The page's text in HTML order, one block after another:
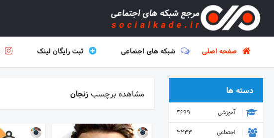
صفحه اصلی شبکه های اجتماعی ثبت رایگان لینک
مشاهده برچسب زنجان دسته ها
آموزشی
4699
اجتماعی
3233